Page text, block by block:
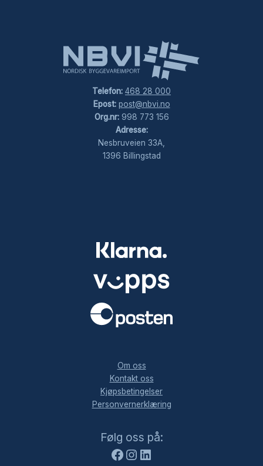
Telefon: 468 28 000
Epost: post@nbvi.no
Org.nr:998 773 156
Adresse:
Nesbruveien 33A,
1396 Billingstad
Om oss
Kontakt oss
Kjøpsbetingelser
Personvernerklæring
Følg oss på:
Facebook
Instagram
LinkedIn